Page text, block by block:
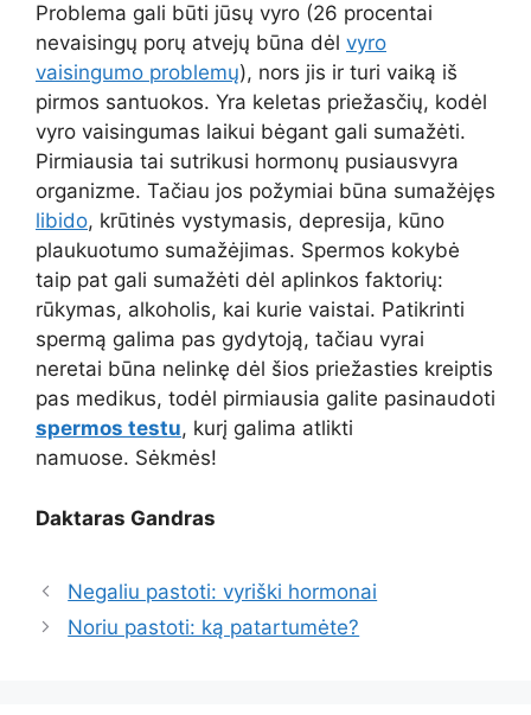
Problema gali būti jūsų vyro (26 procentai
nevaisingų porų atvejų būna dėl vyro
vaisingumo problemų), nors jis ir turi vaiką iš
pirmos santuokos. Yra keletas priežasčių, kodėl
vyro vaisingumas laikui bėgant gali sumažėti.
Pirmiausia tai sutrikusi hormonų pusiausvyra
organizme. Tačiau jos požymiai būna sumažėjęs
libido, krūtinės vystymasis, depresija, kūno
plaukuotumo sumažėjimas. Spermos kokybė
taip pat gali sumažėti dėl aplinkos faktorių:
rūkymas, alkoholis, kai kurie vaistai. Patikrinti
spermą galima pas gydytoją, tačiau vyrai
neretai būna nelinkę dėl šios priežasties kreiptis
pas medikus, todėl pirmiausia galite pasinaudoti
spermos testu, kurį galima atlikti
namuose. Sėkmės!
Daktaras Gandras
Negaliu pastoti: vyriški hormonai
Noriu pastoti: ką patartumėte?